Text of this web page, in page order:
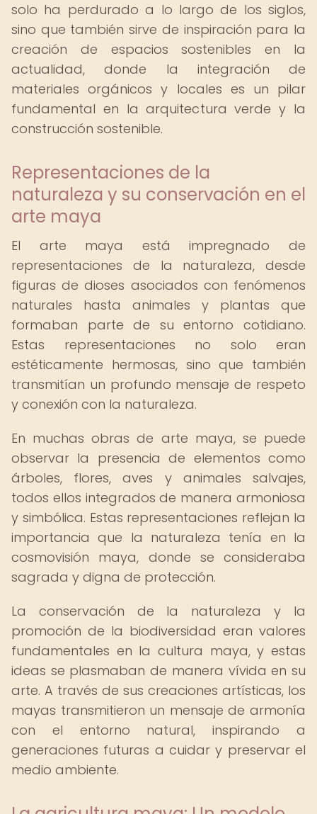
solo ha perdurado a lo largo de los siglos,
sino que también sirve de inspiración para la
creación de espacios sostenibles en la
actualidad, donde la integración de
materiales orgánicos y locales es un pilar
fundamental en la arquitectura verde y la
construcción sostenible.
Representaciones de la
naturaleza y su conservación en el
arte maya
El arte maya está impregnado de
representaciones de la naturaleza, desde
figuras de dioses asociados con fenómenos
naturales hasta animales y plantas que
formaban parte de su entorno cotidiano.
Estas representaciones no solo eran
estéticamente hermosas, sino que también
transmitían un profundo mensaje de respeto
y conexión con la naturaleza.
En muchas obras de arte maya, se puede
observar la presencia de elementos como
árboles, flores, aves y animales salvajes,
todos ellos integrados de manera armoniosa
y simbólica. Estas representaciones reflejan la
importancia que la naturaleza tenía en la
cosmovisión maya, donde se consideraba
sagrada y digna de protección.
La conservación de la naturaleza y la
promoción de la biodiversidad eran valores
fundamentales en la cultura maya, y estas
ideas se plasmaban de manera vívida en su
arte. A través de sus creaciones artísticas, los
mayas transmitieron un mensaje de armonía
con el entorno natural, inspirando a
generaciones futuras a cuidar y preservar el
medio ambiente.